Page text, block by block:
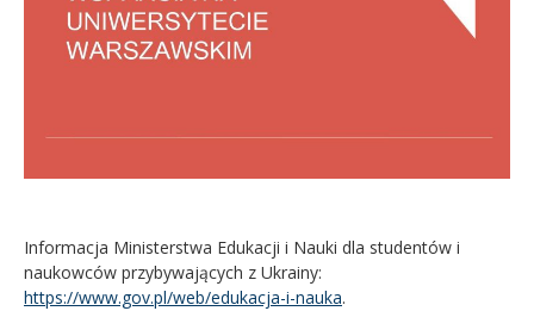
Informacja Ministerstwa Edukacji i Nauki dla studentów i
naukowców przybywających z Ukrainy:
https://www.gov.pl/web/edukacja-i-nauka.